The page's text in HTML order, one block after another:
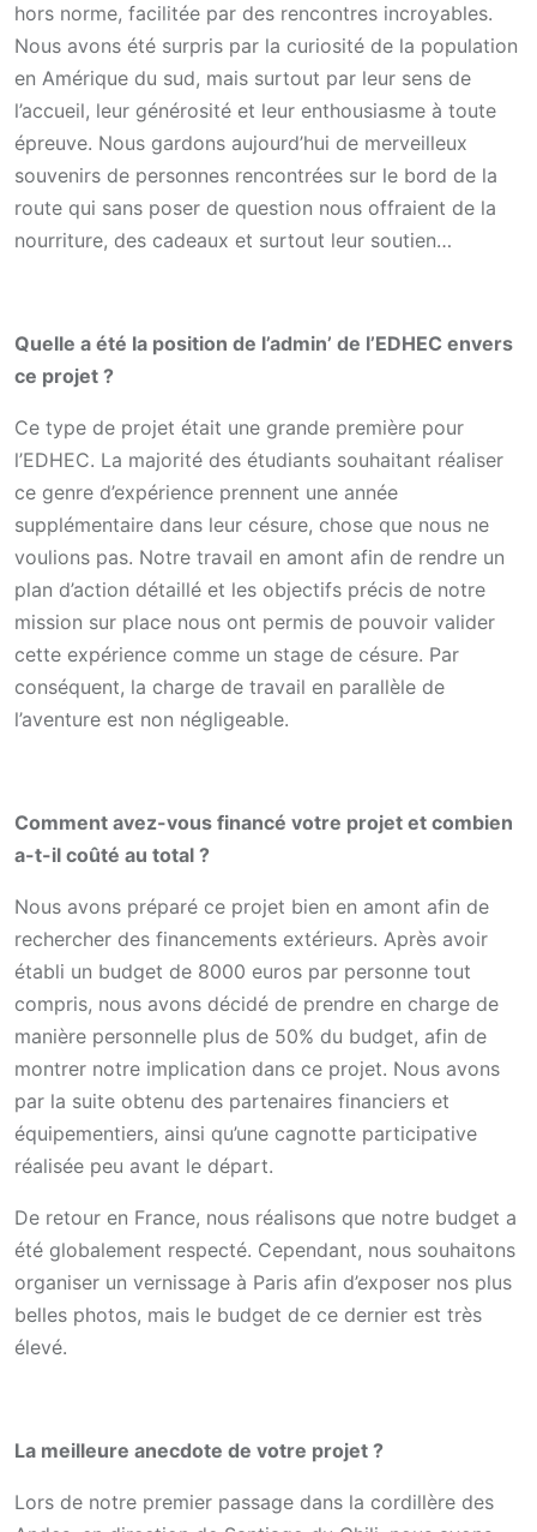
hors norme, facilitée par des rencontres incroyables.
Nous avons été surpris par la curiosité de la population
en Amérique du sud, mais surtout par leur sens de
l’accueil, leur générosité et leur enthousiasme à toute
épreuve. Nous gardons aujourd’hui de merveilleux
souvenirs de personnes rencontrées sur le bord de la
route qui sans poser de question nous offraient de la
nourriture, des cadeaux et surtout leur soutien…
Quelle a été la position de l’admin’ de l’EDHEC envers
ce projet ?
Ce type de projet était une grande première pour
l’EDHEC. La majorité des étudiants souhaitant réaliser
ce genre d’expérience prennent une année
supplémentaire dans leur césure, chose que nous ne
voulions pas. Notre travail en amont afin de rendre un
plan d’action détaillé et les objectifs précis de notre
mission sur place nous ont permis de pouvoir valider
cette expérience comme un stage de césure. Par
conséquent, la charge de travail en parallèle de
l’aventure est non négligeable.
Comment avez-vous financé votre projet et combien
a-t-il coûté au total ?
Nous avons préparé ce projet bien en amont afin de
rechercher des financements extérieurs. Après avoir
établi un budget de 8000 euros par personne tout
compris, nous avons décidé de prendre en charge de
manière personnelle plus de 50% du budget, afin de
montrer notre implication dans ce projet. Nous avons
par la suite obtenu des partenaires financiers et
équipementiers, ainsi qu’une cagnotte participative
réalisée peu avant le départ.
De retour en France, nous réalisons que notre budget a
été globalement respecté. Cependant, nous souhaitons
organiser un vernissage à Paris afin d’exposer nos plus
belles photos, mais le budget de ce dernier est très
élevé.
La meilleure anecdote de votre projet ?
Lors de notre premier passage dans la cordillère des